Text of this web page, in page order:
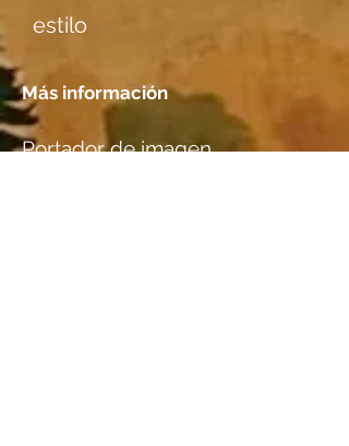
estilo
Más información
Portador de imagen